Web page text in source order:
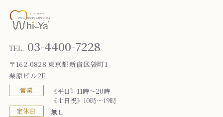
TEL. 03-4400-7228
〒162-0828 東京都新宿区袋町1
栗原ビル2F
営業
《平日》11時～20時
《土日祝》10時～19時
定休日 無し